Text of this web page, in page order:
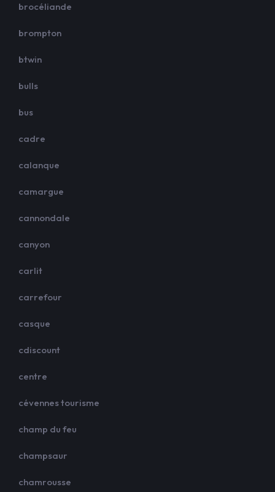
brocéliande
brompton
btwin
bulls
bus
cadre
calanque
camargue
cannondale
canyon
carlit
carrefour
casque
cdiscount
centre
cévennes tourisme
champ du feu
champsaur
chamrousse